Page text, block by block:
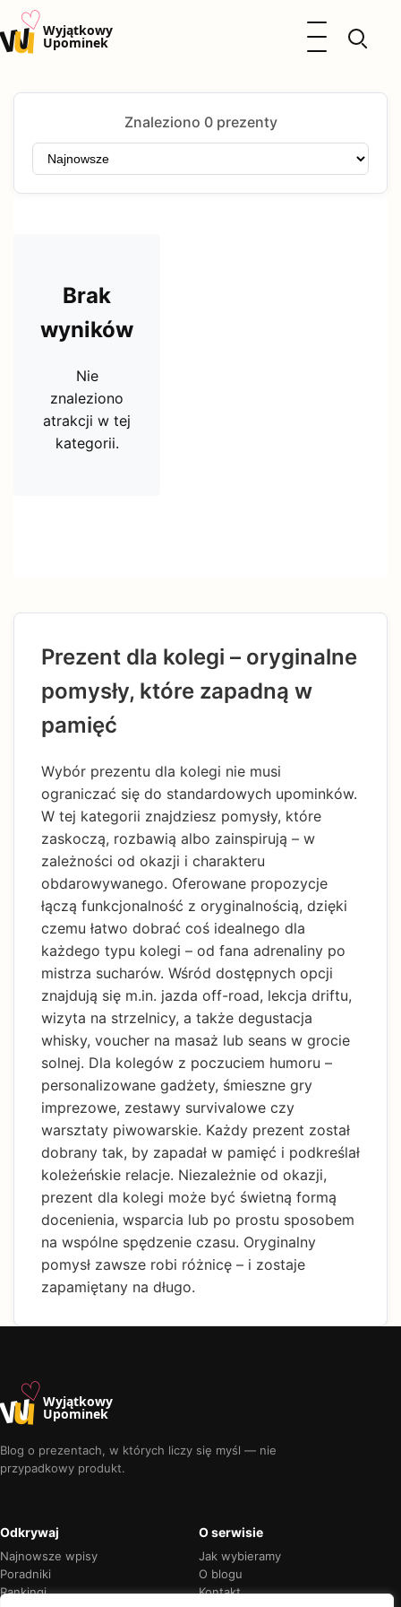
u♡Wyjątkowy
Upominek
Otwórz menu
Prezenty
Kalendarz Imienin
Okazje
Znaleziono 0 prezenty
Brak
wyników
Nie
znaleziono
atrakcji w tej
kategorii.
Prezent dla kolegi – oryginalne
pomysły, które zapadną w
pamięć
Wybór prezentu dla kolegi nie musi
ograniczać się do standardowych upominków.
W tej kategorii znajdziesz pomysły, które
zaskoczą, rozbawią albo zainspirują – w
zależności od okazji i charakteru
obdarowywanego. Oferowane propozycje
łączą funkcjonalność z oryginalnością, dzięki
czemu łatwo dobrać coś idealnego dla
każdego typu kolegi – od fana adrenaliny po
mistrza sucharów. Wśród dostępnych opcji
znajdują się m.in. jazda off-road, lekcja driftu,
wizyta na strzelnicy, a także degustacja
whisky, voucher na masaż lub seans w grocie
solnej. Dla kolegów z poczuciem humoru –
personalizowane gadżety, śmieszne gry
imprezowe, zestawy survivalowe czy
warsztaty piwowarskie. Każdy prezent został
dobrany tak, by zapadał w pamięć i podkreślał
koleżeńskie relacje. Niezależnie od okazji,
prezent dla kolegi może być świetną formą
docenienia, wsparcia lub po prostu sposobem
na wspólne spędzenie czasu. Oryginalny
pomysł zawsze robi różnicę – i zostaje
zapamiętany na długo.
u♡Wyjątkowy
Upominek
Blog o prezentach, w których liczy się myśl — nie
przypadkowy produkt.
Odkrywaj
Najnowsze wpisy
Poradniki
Rankingi
O serwisie
Jak wybieramy
O blogu
Kontakt